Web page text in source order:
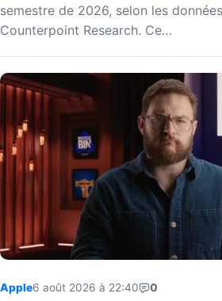
semestre de 2026, selon les
Counterpoint Research. Ce…
Apple6 août 2026 à 22:40 0